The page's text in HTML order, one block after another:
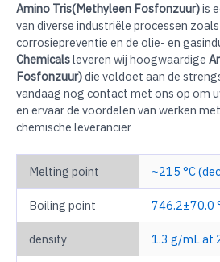
Amino Tris(Methyleen Fosfonzuur)is
van diverse industriële processen
corrosiepreventie en de olie- en
Chemicalsleveren wij hoogwaardige
Fosfonzuur)die voldoet aan de
vandaag nog contact met ons op om
en ervaar de voordelen van werken
chemische leverancier
Melting point ~215 °C
Boiling point 746.2±70.0
density 1.3 g/mL at